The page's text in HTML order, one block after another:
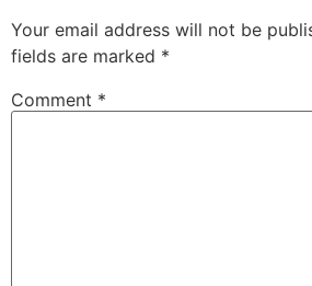
Your email address will not be
fields are marked *
Comment *